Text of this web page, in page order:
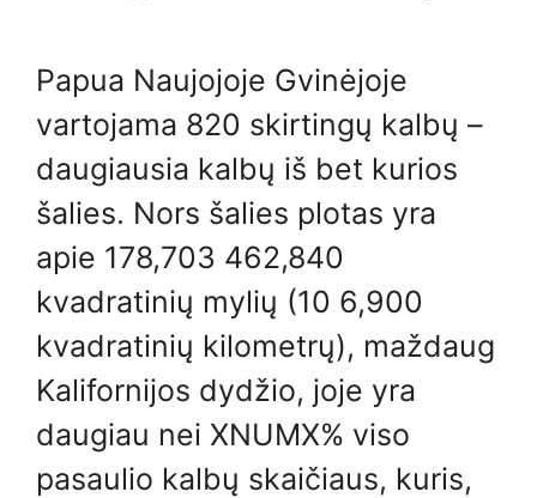
Papua Naujojoje Gvinėjoje
vartojama 820 skirtingų kalbų –
daugiausia kalbų iš bet kurios
šalies. Nors šalies plotas yra
apie 178,703 462,840
kvadratinių mylių (10 6,900
kvadratinių kilometrų), maždaug
Kalifornijos dydžio, joje yra
daugiau nei XNUMX% viso
pasaulio kalbų skaičiaus, kuris,